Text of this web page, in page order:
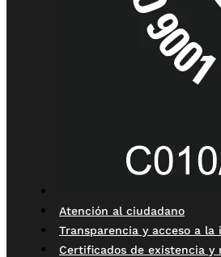
Atención al ciudadano
Transparencia y acceso a la
Certificados de existencia y